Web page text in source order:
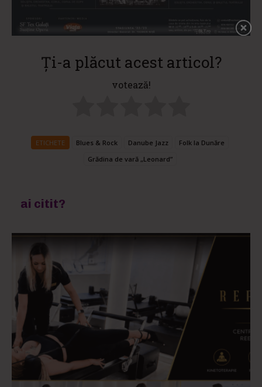
Ți-a plăcut acest articol?
votează!
ETICHETE Blues & Rock Danube Jazz
Folk la Dunăre
Grădina de vară „Leonard”
ai citit?